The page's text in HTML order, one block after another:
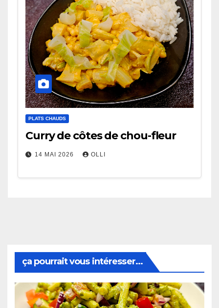
PLATS CHAUDS
Curry de côtes de chou-fleur
14 MAI 2026 OLLI
ça pourrait vous intéresser...